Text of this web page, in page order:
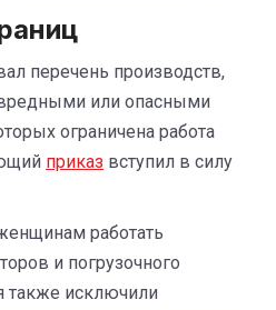
перечень производств,
или опасными
ограничена работа
приказ вступил в силу
работать
и погрузочного
также исключили